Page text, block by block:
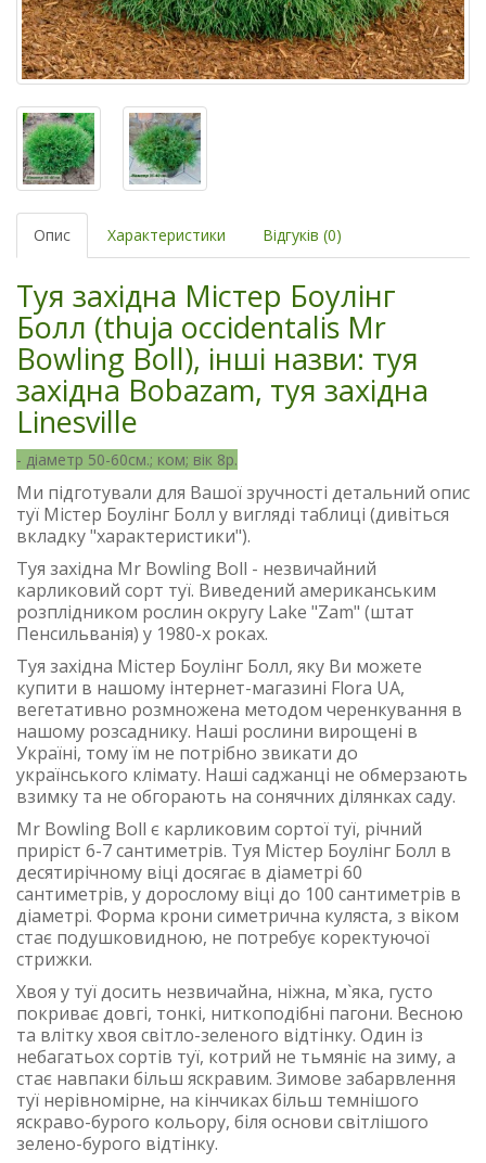
Опис Характеристики Відгуків (0)
Туя західна Містер Боулінг
Болл (thuja occidentalis Mr
Bowling Boll), інші назви: туя
західна Bobazam, туя західна
Linesville
- діаметр 50-60см.; ком; вік 8р.
Ми підготували для Вашої зручності детальний опис
туї Містер Боулінг Болл у вигляді таблиці (дивіться
вкладку "характеристики").
Туя західна Mr Bowling Boll - незвичайний
карликовий сорт туї. Виведений американським
розплідником рослин округу Lake "Zam" (штат
Пенсильванія) у 1980-х роках.
Туя західна Містер Боулінг Болл, яку Ви можете
купити в нашому інтернет-магазині Flora UA,
вегетативно розмножена методом черенкування в
нашому розсаднику. Наші рослини вирощені в
Україні, тому їм не потрібно звикати до
українського клімату. Наші саджанці не обмерзають
взимку та не обгорають на сонячних ділянках саду.
Mr Bowling Boll є карликовим сортої туї, річний
приріст 6-7 сантиметрів. Туя Містер Боулінг Болл в
десятирічному віці досягає в діаметрі 60
сантиметрів, у дорослому віці до 100 сантиметрів в
діаметрі. Форма крони симетрична куляста, з віком
стає подушковидною, не потребує коректуючої
стрижки.
Хвоя у туї досить незвичайна, ніжна, м`яка, густо
покриває довгі, тонкі, ниткоподібні пагони. Весною
та влітку хвоя світло-зеленого відтінку. Один із
небагатьох сортів туї, котрий не тьмяніє на зиму, а
стає навпаки більш яскравим. Зимове забарвлення
туї нерівномірне, на кінчиках більш темнішого
яскраво-бурого кольору, біля основи світлішого
зелено-бурого відтінку.